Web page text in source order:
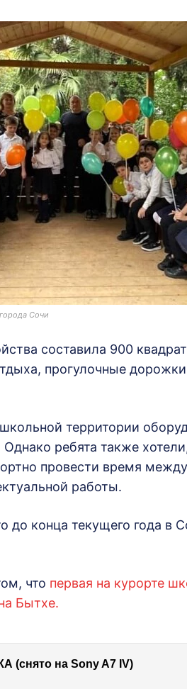
Сочи
составила 900
прогулочные
территории
ребята также
провести время
работы.
до конца текущего года в
что первая на курорте
Бытхе.
(снято на Sony A7 IV)